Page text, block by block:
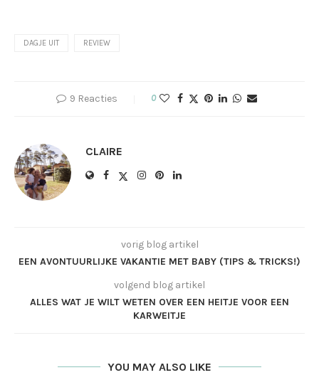
DAGJE UIT REVIEW
9 Reacties 0
CLAIRE
vorig blog artikel
EEN AVONTUURLIJKE VAKANTIE MET BABY (TIPS & TRICKS!)
volgend blog artikel
ALLES WAT JE WILT WETEN OVER EEN HEITJE VOOR EEN
KARWEITJE
YOU MAY ALSO LIKE